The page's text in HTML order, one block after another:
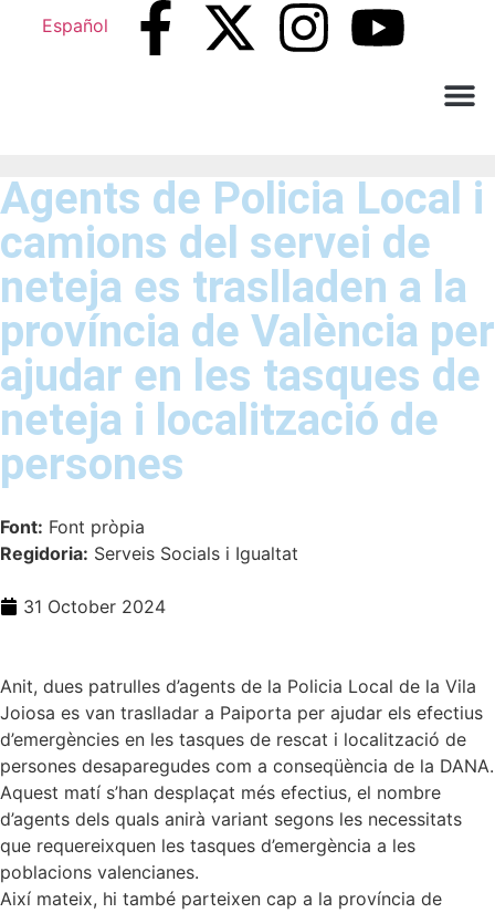
Español
Agents de Policia Local i
camions del servei de
neteja es traslladen a la
província de València per
ajudar en les tasques de
neteja i localització de
persones
Font: Font pròpia
Regidoria: Serveis Socials i Igualtat
31 October 2024
Anit, dues patrulles d’agents de la Policia Local de la Vila
Joiosa es van traslladar a Paiporta per ajudar els efectius
d’emergències en les tasques de rescat i localització de
persones desaparegudes com a conseqüència de la DANA.
Aquest matí s’han desplaçat més efectius, el nombre
d’agents dels quals anirà variant segons les necessitats
que requereixquen les tasques d’emergència a les
poblacions valencianes.
Així mateix, hi també parteixen cap a la província de